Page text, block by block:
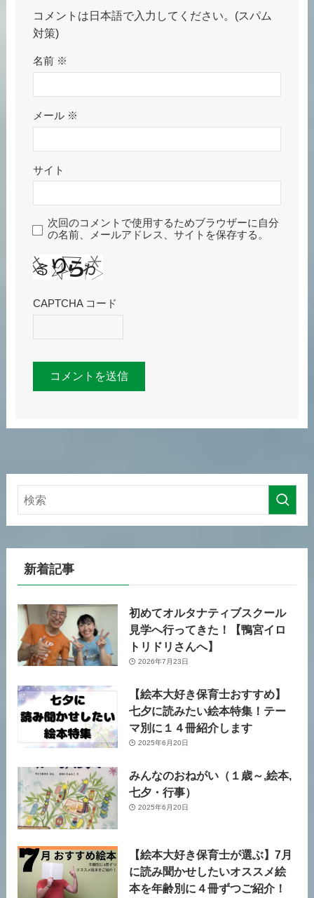
コメントは日本語で入力してください。(スパム
対策)
名前 ※
メール ※
サイト
次回のコメントで使用するためブラウザーに自分
の名前、メールアドレス、サイトを保存する。
CAPTCHA コード
新着記事
初めてオルタナティブスクール
見学へ行ってきた！【鴨宮イロ
トリドリさんへ】
2026年7月23日
【絵本大好き保育士おすすめ】
七夕に読みたい絵本特集！テー
マ別に１４冊紹介します
2025年6月20日
みんなのおねがい（１歳～,絵本,
七夕・行事）
2025年6月20日
【絵本大好き保育士が選ぶ】7月
に読み聞かせしたいオススメ絵
本を年齢別に４冊ずつご紹介！